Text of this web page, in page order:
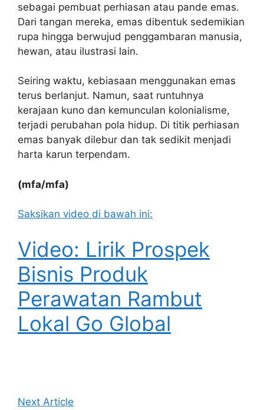
sebagai pembuat perhiasan atau pande emas.
Dari tangan mereka, emas dibentuk sedemikian
rupa hingga berwujud penggambaran manusia,
hewan, atau ilustrasi lain.
Seiring waktu, kebiasaan menggunakan emas
terus berlanjut. Namun, saat runtuhnya
kerajaan kuno dan kemunculan kolonialisme,
terjadi perubahan pola hidup. Di titik perhiasan
emas banyak dilebur dan tak sedikit menjadi
harta karun terpendam.
(mfa/mfa)
Saksikan video di bawah ini:
Video: Lirik Prospek
Bisnis Produk
Perawatan Rambut
Lokal Go Global
Next Article